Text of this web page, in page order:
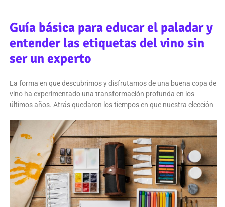
Guía básica para educar el paladar y
entender las etiquetas del vino sin
ser un experto
La forma en que descubrimos y disfrutamos de una buena copa de
vino ha experimentado una transformación profunda en los
últimos años. Atrás quedaron los tiempos en que nuestra elección